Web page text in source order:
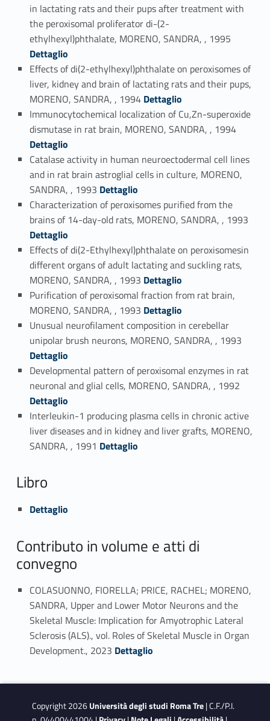
in lactating rats and their pups after treatment with
the peroxisomal proliferator di-(2-
ethylhexyl)phthalate, MORENO, SANDRA, , 1995
Dettaglio
Effects of di(2-ethylhexyl)phthalate on peroxisomes of
liver, kidney and brain of lactating rats and their pups,
MORENO, SANDRA, , 1994 Link identifier #identifier_person_193909-87
Dettaglio
Immunocytochemical localization of Cu,Zn-superoxide
dismutase in rat brain, MORENO, SANDRA, , 1994
Dettaglio
Catalase activity in human neuroectodermal cell lines
and in rat brain astroglial cells in culture, MORENO,
SANDRA, , 1993 Link identifier #identifier_person_50181-89
Dettaglio
Characterization of peroxisomes purified from the
brains of 14-day-old rats, MORENO, SANDRA, , 1993
Dettaglio
Effects of di(2-Ethylhexyl)phthalate on peroxisomesin
different organs of adult lactating and suckling rats,
MORENO, SANDRA, , 1993 Link identifier #identifier_person_95025-91
Dettaglio
Purification of peroxisomal fraction from rat brain,
MORENO, SANDRA, , 1993 Link identifier #identifier_person_163773-92
Dettaglio
Unusual neurofilament composition in cerebellar
unipolar brush neurons, MORENO, SANDRA, , 1993
Dettaglio
Developmental pattern of peroxisomal enzymes in rat
neuronal and glial cells, MORENO, SANDRA, , 1992
Dettaglio
Interleukin-1 producing plasma cells in chronic active
liver diseases and in kidney and liver grafts, MORENO,
SANDRA, , 1991 Link identifier #identifier_person_146275-95
Dettaglio
Libro
Link identifier #identifier_person_113824-96
Dettaglio
Contributo in volume e atti di
convegno
COLASUONNO, FIORELLA; PRICE, RACHEL; MORENO,
SANDRA, Upper and Lower Motor Neurons and the
Skeletal Muscle: Implication for Amyotrophic Lateral
Sclerosis (ALS)., vol. Roles of Skeletal Muscle in Organ
Development., 2023 Link identifier #identifier_person_100600-97
Dettaglio
Copyright 2026Università degli studi Roma Tre| C.F./P.I.